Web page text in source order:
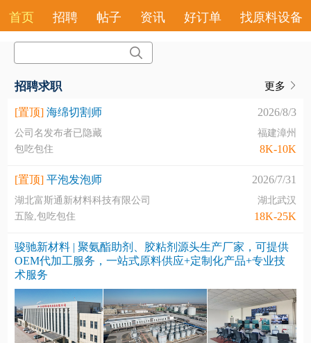
首页 招聘 帖子 资讯 好订单 找原料设备
更多
招聘求职
[置顶]海绵切割师 2026/8/3
公司名发布者已隐藏
福建漳州
包吃包住
8K-10K
[置顶]平泡发泡师 2026/7/31
湖北富斯通新材料科技有限公司
湖北武汉
五险,包吃包住
18K-25K
骏驰新材料 | 聚氨酯助剂、胶粘剂源头生产厂家，可提供
OEM代加工服务，一站式原料供应+定制化产品+专业技
术服务